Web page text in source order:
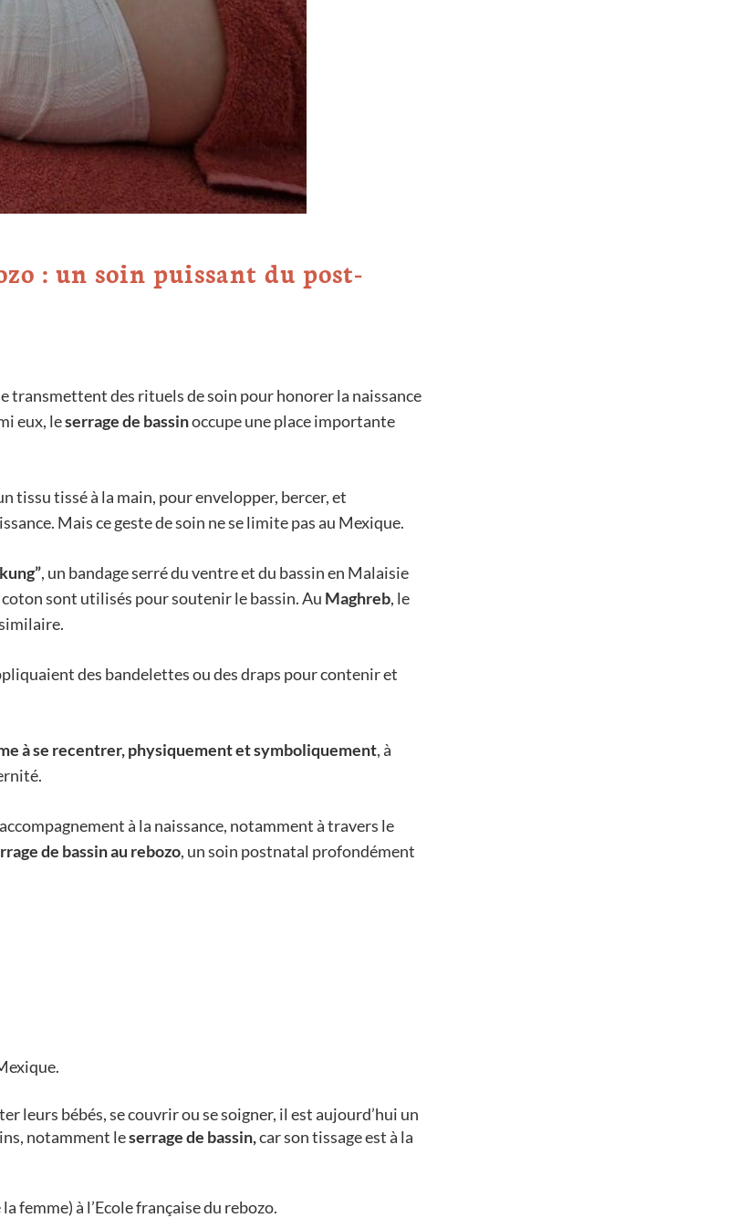
: un soin puissant du post-
transmettent des rituels de soin pour honorer la naissance
eux, leserrage de bassinoccupe une place importante
tissu tissé à la main, pour envelopper, bercer, et
Mais ce geste de soin ne se limite pas au Mexique.
, un bandage serré du ventre et du bassin en Malaisie
coton sont utilisés pour soutenir le bassin. Au Maghreb, le
des bandelettes ou des draps pour contenir et
à se recentrer, physiquement et symboliquement, à
à la naissance, notamment à travers le
de bassin au rebozo, un soin postnatal profondément
bébés, se couvrir ou se soigner, il est aujourd’hui un
notamment leserrage de bassin,car son tissage est à la
femme) à l’Ecole française du rebozo.